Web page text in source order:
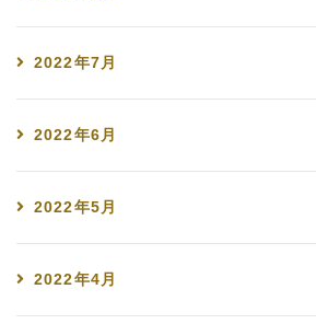
2022年7月
2022年6月
2022年5月
2022年4月